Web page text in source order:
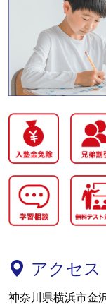
アクセス
神奈川県横浜市金